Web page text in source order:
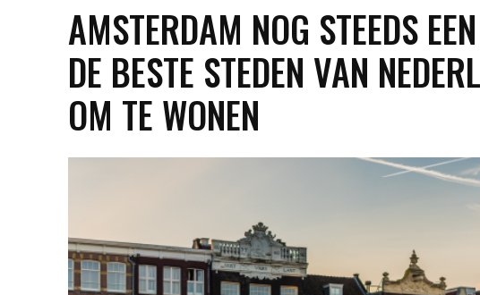
AMSTERDAM NOG STEEDS
DE BESTE STEDEN VAN
OM TE WONEN